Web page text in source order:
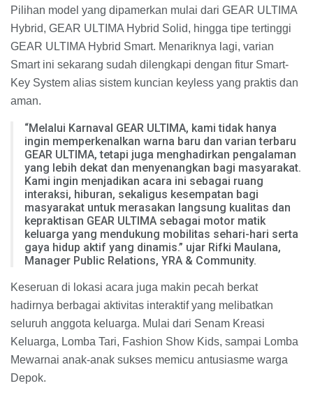
Pilihan model yang dipamerkan mulai dari GEAR ULTIMA
Hybrid, GEAR ULTIMA Hybrid Solid, hingga tipe tertinggi
GEAR ULTIMA Hybrid Smart. Menariknya lagi, varian
Smart ini sekarang sudah dilengkapi dengan fitur Smart-
Key System alias sistem kuncian keyless yang praktis dan
aman.
“Melalui Karnaval GEAR ULTIMA, kami tidak hanya
ingin memperkenalkan warna baru dan varian terbaru
GEAR ULTIMA, tetapi juga menghadirkan pengalaman
yang lebih dekat dan menyenangkan bagi masyarakat.
Kami ingin menjadikan acara ini sebagai ruang
interaksi, hiburan, sekaligus kesempatan bagi
masyarakat untuk merasakan langsung kualitas dan
kepraktisan GEAR ULTIMA sebagai motor matik
keluarga yang mendukung mobilitas sehari-hari serta
gaya hidup aktif yang dinamis.” ujar Rifki Maulana,
Manager Public Relations, YRA & Community.
Keseruan di lokasi acara juga makin pecah berkat
hadirnya berbagai aktivitas interaktif yang melibatkan
seluruh anggota keluarga. Mulai dari Senam Kreasi
Keluarga, Lomba Tari, Fashion Show Kids, sampai Lomba
Mewarnai anak-anak sukses memicu antusiasme warga
Depok.